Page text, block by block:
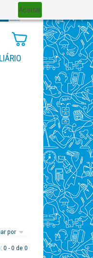
Aceitar
0 - 0 de 0